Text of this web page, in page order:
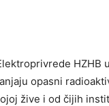
HZHB
opasni
žive i od čijih